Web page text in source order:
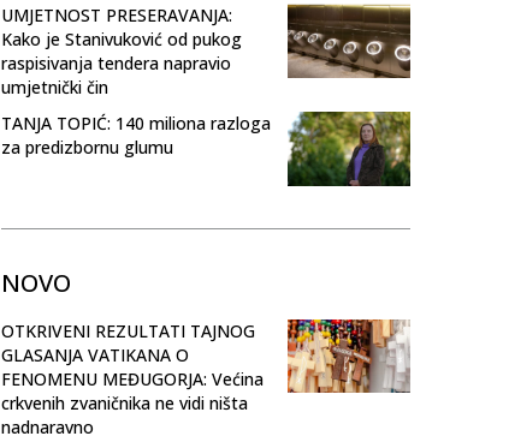
UMJETNOST PRESERAVANJA:
Kako je Stanivuković od pukog
raspisivanja tendera napravio
umjetnički čin
TANJA TOPIĆ: 140 miliona razloga
za predizbornu glumu
NOVO
OTKRIVENI REZULTATI TAJNOG
GLASANJA VATIKANA O
FENOMENU MEĐUGORJA: Većina
crkvenih zvaničnika ne vidi ništa
nadnaravno